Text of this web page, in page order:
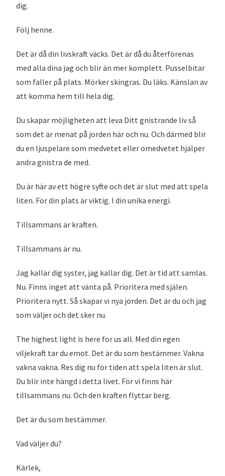
dig.
Följ henne.
Det är då din livskraft väcks. Det är då du återförenas
med alla dina jag och blir än mer komplett. Pusselbitar
som faller på plats. Mörker skingras. Du läks. Känslan av
att komma hem till hela dig.
Du skapar möjligheten att leva Ditt gnistrande liv så
som det är menat på jorden här och nu. Och därmed blir
du en ljuspelare som medvetet eller omedvetet hjälper
andra gnistra de med.
Du är här av ett högre syfte och det är slut med att spela
liten. För din plats är viktig. I din unika energi.
Tillsammans är kraften.
Tillsammans är nu.
Jag kallar dig syster, jag kallar dig. Det är tid att samlas.
Nu. Finns inget att vänta på. Prioritera med själen.
Prioritera nytt. Så skapar vi nya jorden. Det är du och jag
som väljer och det sker nu.
The highest light is here for us all. Med din egen
viljekraft tar du emot. Det är du som bestämmer. Vakna
vakna vakna. Res dig nu för tiden att spela liten är slut.
Du blir inte hängd i detta livet. För vi finns här
tillsammans nu. Och den kraften flyttar berg.
Det är du som bestämmer.
Vad väljer du?
Kärlek,